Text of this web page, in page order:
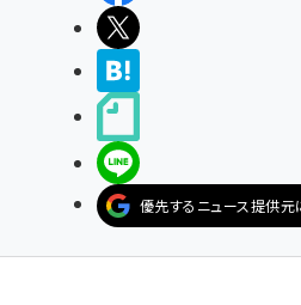
ポストする
LINEで送る
優先するニュース提供